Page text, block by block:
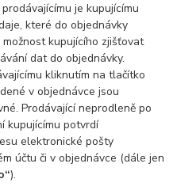
je kupujícímu
které do objednávky
kupujícího zjišťovat
dat do objednávky.
kliknutím na tlačítko
v objednávce jsou
Prodávající neprodleně po
kupujícímu potvrdí
elektronické pošty
účtu či v objednávce (dále jen
).